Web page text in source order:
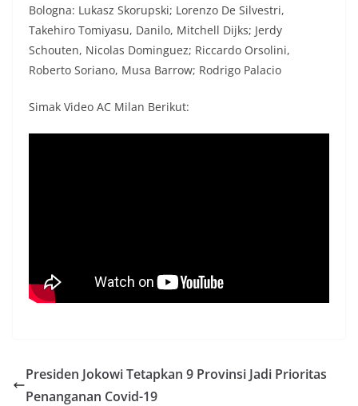
Bologna: Lukasz Skorupski; Lorenzo De Silvestri,
Takehiro Tomiyasu, Danilo, Mitchell Dijks; Jerdy
Schouten, Nicolas Dominguez; Riccardo Orsolini,
Roberto Soriano, Musa Barrow; Rodrigo Palacio
Simak Video AC Milan Berikut:
Presiden Jokowi Tetapkan 9 Provinsi Jadi Prioritas
Penanganan Covid-19